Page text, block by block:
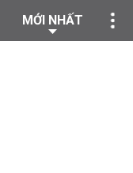
MỚI NHẤT